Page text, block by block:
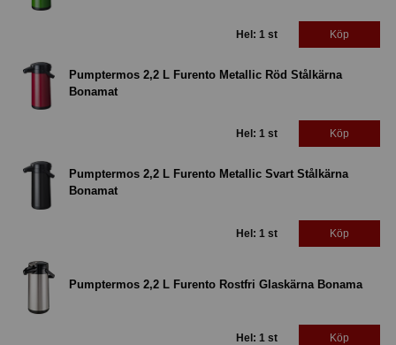
Hel: 1 st Köp
Pumptermos 2,2 L Furento Metallic Röd Stålkärna
Bonamat
Hel: 1 st Köp
Pumptermos 2,2 L Furento Metallic Svart Stålkärna
Bonamat
Hel: 1 st Köp
Pumptermos 2,2 L Furento Rostfri Glaskärna Bonama
Hel: 1 st Köp